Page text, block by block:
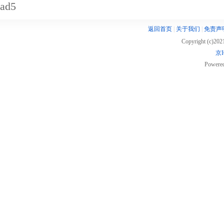
ad5
返回首页| 关于我们
免责声
Copyright
京